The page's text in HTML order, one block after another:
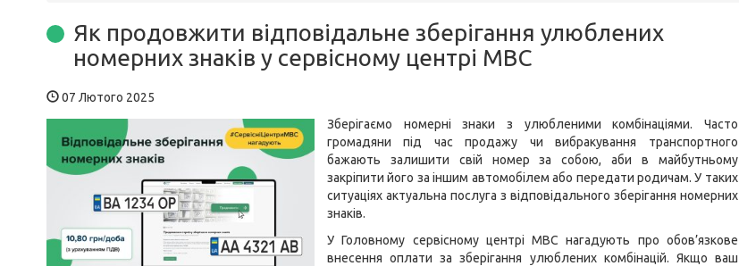
Як продовжити відповідальне зберігання улюблених
номерних знаків у сервісному центрі МВС
07 Лютого 2025
Зберігаємо номерні знаки з улюбленими комбінаціями. Часто
громадяни під час продажу чи вибракування транспортного
бажають залишити свій номер за собою, аби в майбутньому
закріпити його за іншим автомобілем або передати родичам. У таких
ситуаціях актуальна послуга з відповідального зберігання номерних
знаків.
У Головному сервісному центрі МВС нагадують про обов’язкове
внесення оплати за зберігання улюблених комбінацій. Якщо ваш